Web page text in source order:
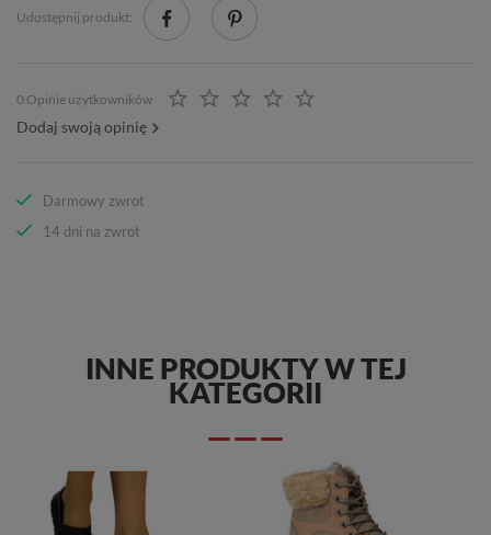
Udostępnij produkt:
0 Opinie użytkowników
Dodaj swoją opinię
Darmowy zwrot
14 dni na zwrot
INNE PRODUKTY W TEJ
KATEGORII